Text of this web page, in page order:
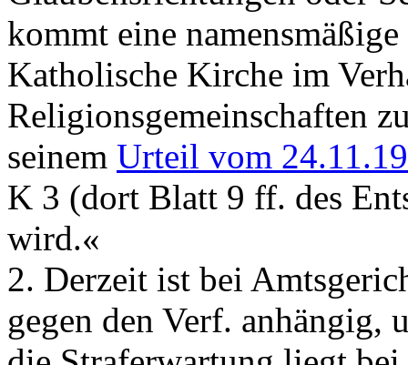
kommt eine
Katholische Kirche im
Religionsgemeinschaften
seinem Urteil vom
K 3 (dort Blatt 9 ff. des
wird.«
2. Derzeit ist bei
gegen den Verf. anhängig,